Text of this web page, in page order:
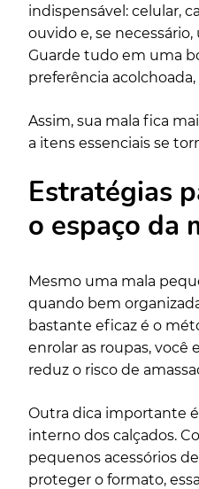
indispensável: celular,
ouvido e, se
Guarde tudo em uma
preferência
Assim, sua mala fica
a itens essenciais se
Estratégias
o espaço da
Mesmo uma mala
quando bem
bastante eficaz é o
enrolar as roupas, você
reduz o risco de
Outra dica importante
interno dos calçados.
pequenos acessórios
proteger o formato,